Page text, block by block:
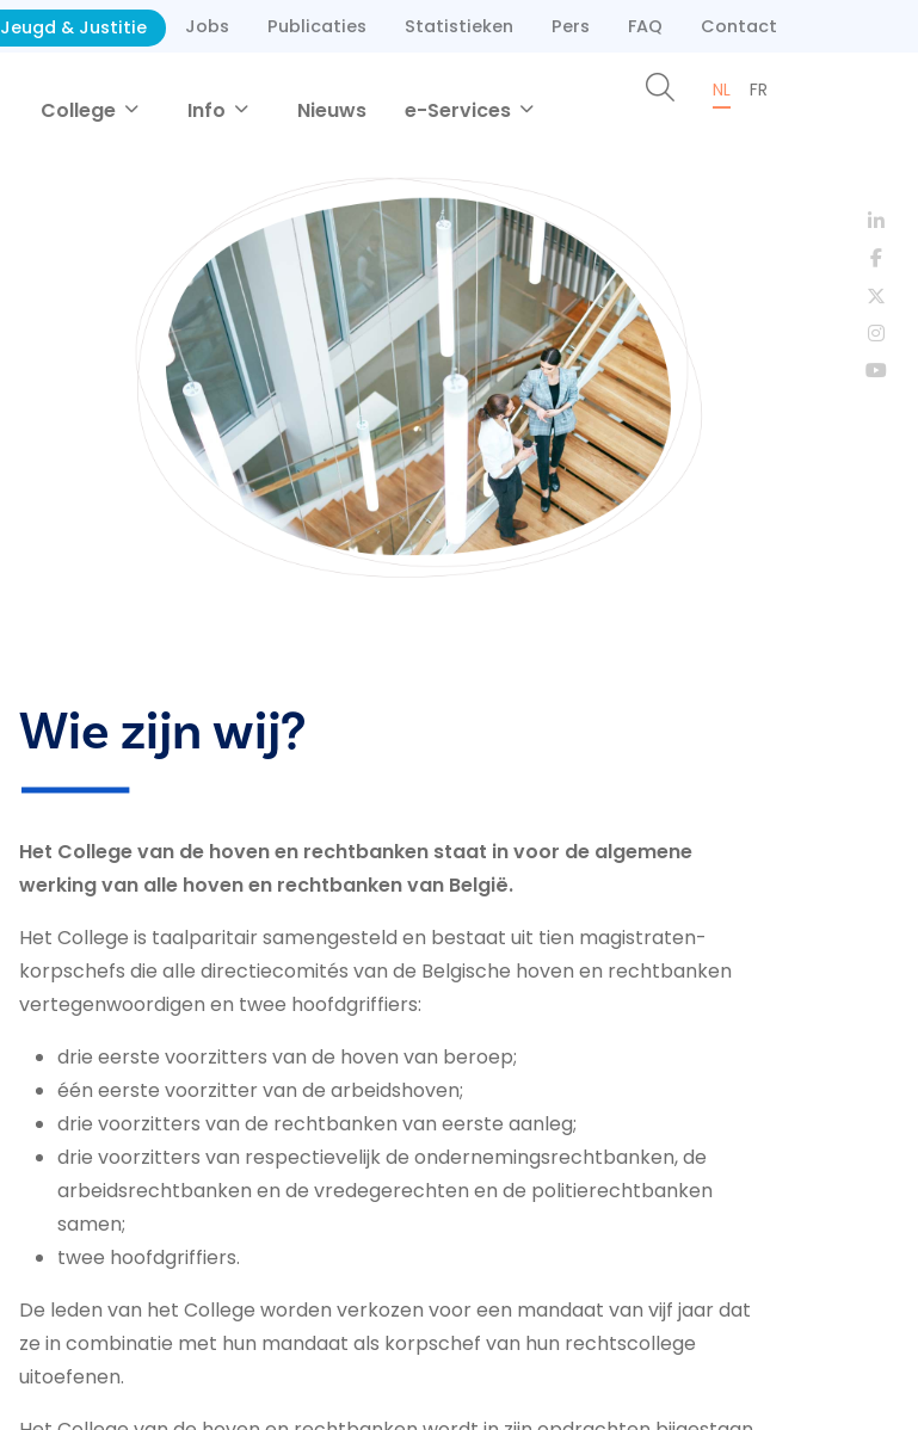
Jeugd & Justitie Jobs Publicaties Statistieken Pers FAQ Contact
College Info Nieuws e-Services
NL FR
Wie zijn wij?
Het College van de hoven en rechtbanken staat in voor de algemene
werking van alle hoven en rechtbanken van België.
Het College is taalparitair samengesteld en bestaat uit tien magistraten-
korpschefs die alle directiecomités van de Belgische hoven en rechtbanken
vertegenwoordigen en twee hoofdgriffiers:
drie eerste voorzitters van de hoven van beroep;
één eerste voorzitter van de arbeidshoven;
drie voorzitters van de rechtbanken van eerste aanleg;
drie voorzitters van respectievelijk de ondernemingsrechtbanken, de
arbeidsrechtbanken en de vredegerechten en de politierechtbanken
samen;
twee hoofdgriffiers.
De leden van het College worden verkozen voor een mandaat van vijf jaar dat
ze in combinatie met hun mandaat als korpschef van hun rechtscollege
uitoefenen.